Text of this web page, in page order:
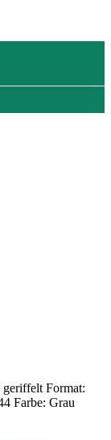
Format:
Farbe: Grau